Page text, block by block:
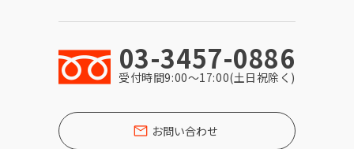
03-3457-0886
受付時間9:00〜17:00(土日祝除く)
お問い合わせ